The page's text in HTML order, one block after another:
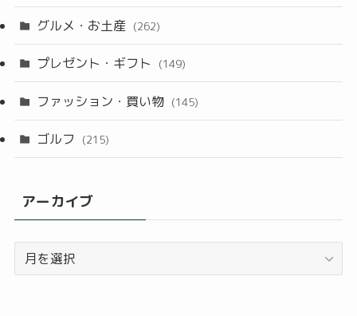
グルメ・お土産 (262)
プレゼント・ギフト (149)
ファッション・買い物 (145)
ゴルフ (215)
アーカイブ
ー